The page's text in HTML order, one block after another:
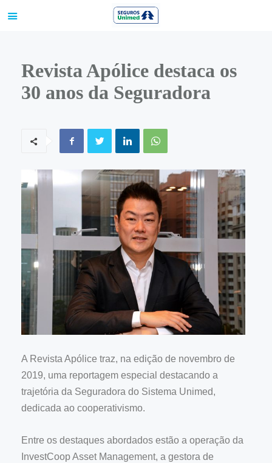
Revista Apólice destaca os
30 anos da Seguradora
A Revista Apólice traz, na edição de novembro de
2019, uma reportagem especial destacando a
trajetória da Seguradora do Sistema Unimed,
dedicada ao cooperativismo.
Entre os destaques abordados estão a operação da
InvestCoop Asset Management, a gestora de